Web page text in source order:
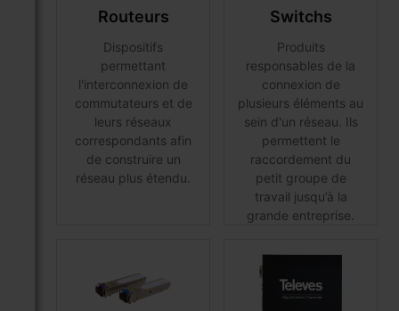
Routeurs
Dispositifs
permettant
l'interconnexion de
commutateurs et de
leurs réseaux
correspondants afin
de construire un
réseau plus étendu.
Switchs
Produits
responsables de la
connexion de
plusieurs éléments au
sein d'un réseau. Ils
permettent le
raccordement du
petit groupe de
travail jusqu’à la
grande entreprise.